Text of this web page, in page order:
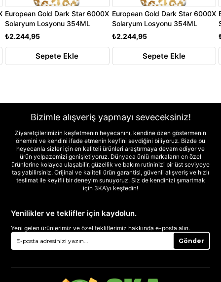
European Gold Dark Star 6000X
Solaryum Losyonu 354ML
₺2.244,95
Sepete Ekle
European Gold Dark Star 6000X
Solaryum Losyonu 354ML
₺2.244,95
Sepete Ekle
Bizimle alışveriş yapmayı seveceksiniz!
Ziyaretçilerimizin keşfetmenin heyecanını, kendine özen göstermenin
önemini ve kendini ifade etmenin keyfini sevdiğini biliyoruz. Bizde bu
heyecanla sizler için en kaliteli ürünleri araştırmaya devam ediyor ve
ürün yelpazemizi genişletiyoruz. Dünyaca ünlü markaların en özel
ürünlerine kolayca ulaşabilir, güzellik ve bakım rutininizi bir üst seviyeye
taşıyabilirsiniz. Orijinal ve kaliteli ürün garantisi, güvenli alışveriş ve hızlı
teslimat ile keyifli bir deneyim sunuyoruz. Siz de kendinizi şımartmak
için 3KA’yı keşfedin!
Yenilikler ve teklifler için kaydolun.
Yeni gelen ürünlerimiz ve özel tekliflerimiz hakkında e-posta alın.
Gönder